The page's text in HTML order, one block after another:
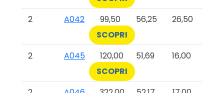
2
A042 99,50 56,25
26,50
SCOPRI
2
A045 120,00 51,69
16,00
SCOPRI